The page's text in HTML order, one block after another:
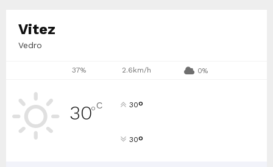
Vitez
Vedro
37% 2.6km/h 0%
30°C 30°
30°